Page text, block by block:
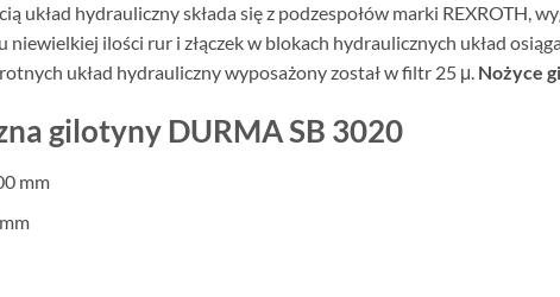
układ hydrauliczny składa się z podzespołów marki REXROTH,
ilości rur i złączek w blokach hydraulicznych układ
układ hydrauliczny wyposażony został w filtr 25 μ. Nożyce
gilotyny DURMA SB 3020
mm